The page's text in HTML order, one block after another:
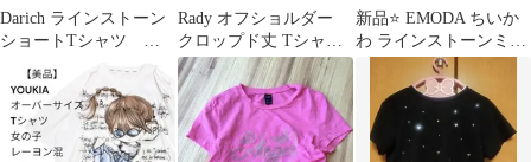
Darich ラインストーン
ショートTシャツ ホ
Rady オフショルダー
クロップド丈 Tシャツ
ブラック
新品⭐️ EMODA ちいか
わ ラインストーンミニ